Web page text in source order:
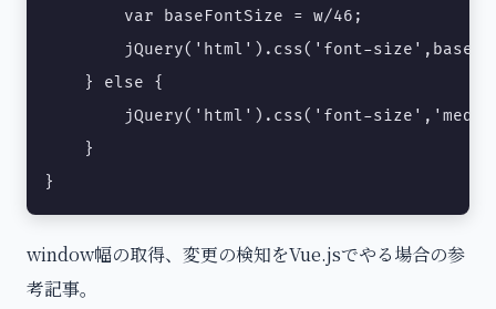
        var baseFontSize = w/46;
jQuery('html').css('font-
    } else {
jQuery('html').css('font-
    }
}
window幅の取得、変更の検知をVue.jsでやる場合の参
考記事。